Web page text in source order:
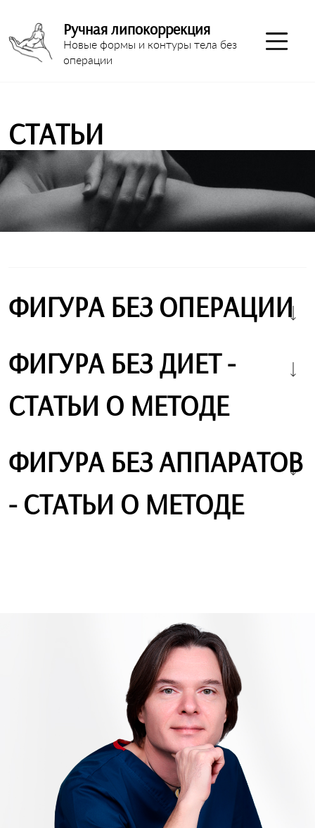
Ручная липокоррекция
Новые формы и контуры тела без
операции
СТАТЬИ
ФИГУРА БЕЗ ОПЕРАЦИИ
ФИГУРА БЕЗ ДИЕТ -
СТАТЬИ О МЕТОДЕ
ФИГУРА БЕЗ АППАРАТОВ
- СТАТЬИ О МЕТОДЕ